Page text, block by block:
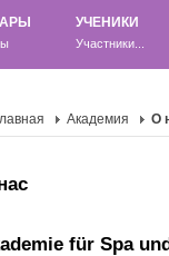
УЧЕНИКИ
Участники...
Академия О
für Spa